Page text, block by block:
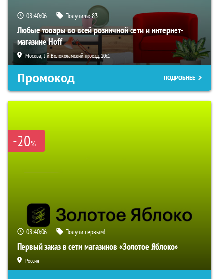
08:40:05 Получили:83
Любые товары во всей розничной сети и интернет-
магазине Hoff
Москва, 1-й Волоколамский проезд, 10с1
Промокод ПОДРОБНЕЕ
-20%
08:40:05 Получи первым!
Первый заказ в сети магазинов «Золотое Яблоко»
Россия